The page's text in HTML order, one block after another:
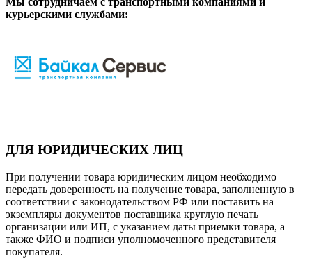
курьерскими службами:
ДЛЯ ЮРИДИЧЕСКИХ ЛИЦ
При получении товара юридическим лицом необходимо
передать доверенность на получение товара, заполненную в
соответствии с законодательством РФ или поставить на
экземпляры документов поставщика круглую печать
организации или ИП, с указанием даты приемки товара, а
также ФИО и подписи уполномоченного представителя
покупателя.